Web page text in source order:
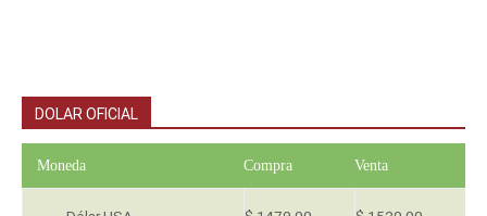
DOLAR OFICIAL
Moneda Compra Venta